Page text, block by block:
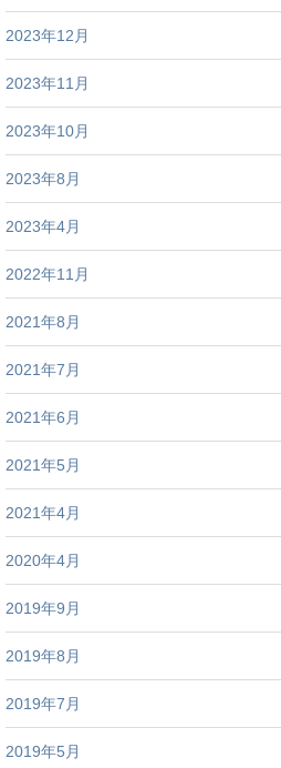
2023年12月
2023年11月
2023年10月
2023年8月
2023年4月
2022年11月
2021年8月
2021年7月
2021年6月
2021年5月
2021年4月
2020年4月
2019年9月
2019年8月
2019年7月
2019年5月